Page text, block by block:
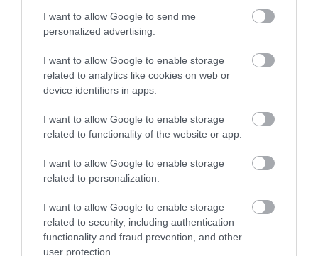
I want to allow Google to send me
personalized advertising.
I want to allow Google to enable storage
related to analytics like cookies on web or
device identifiers in apps.
I want to allow Google to enable storage
related to functionality of the website or app.
I want to allow Google to enable storage
related to personalization.
I want to allow Google to enable storage
related to security, including authentication
functionality and fraud prevention, and other
user protection.
28.07.2026 | 18:10
ΔΙΑΔΩΣΤΕ ΤΟ ΑΡΘΡΟ
ΤΕΛΕΥΤΑΙΕΣ ΕΙΔΗΣΕΙΣ